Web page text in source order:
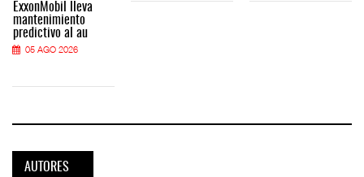
ExxonMobil lleva
mantenimiento
predictivo al au
05 AGO 2026
AUTORES